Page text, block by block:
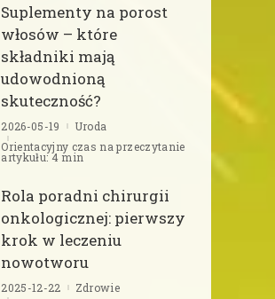
Suplementy na porost
włosów – które
składniki mają
udowodnioną
skuteczność?
2026-05-19
Uroda
Orientacyjny czas na przeczytanie
artykułu: 4 min
Rola poradni chirurgii
onkologicznej: pierwszy
krok w leczeniu
nowotworu
2025-12-22
Zdrowie